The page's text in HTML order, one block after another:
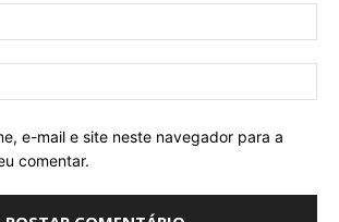
e-mail e site neste navegador para a
comentar.